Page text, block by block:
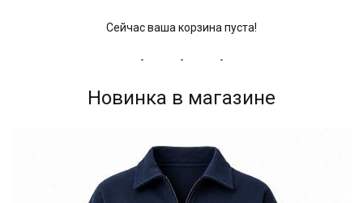
Сейчас ваша корзина пуста!
Новинка в магазине